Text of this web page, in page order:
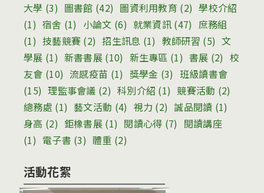
大學 (3) 圖書館 (42) 圖資利用教育 (2) 學校介紹
(1) 宿舍 (1) 小論文 (6) 就業資訊 (47) 庶務組
(1) 技藝競賽 (2) 招生訊息 (1) 教師研習 (5) 文
學展 (1) 新書書展 (10) 新生專區 (1) 書展 (2) 校
友會 (10) 流感疫苗 (1) 獎學金 (3) 班級讀書會
(15) 理監事會議 (2) 科別介紹 (1) 競賽活動 (2)
總務處 (1) 藝文活動 (4) 視力 (2) 誠品閱讀 (1)
身高 (2) 鉅橡書展 (1) 閱讀心得 (7) 閱讀講座
(1) 電子書 (3) 體重 (2)
活動花絮